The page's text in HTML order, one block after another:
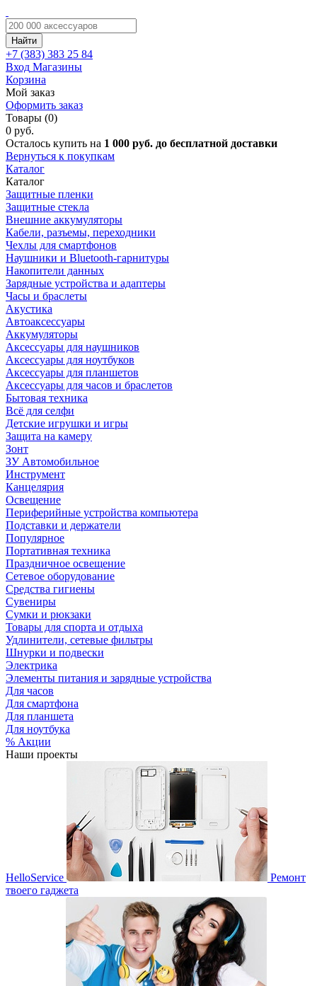
Найти
+7 (383) 383 25 84
Вход Магазины
Корзина
Мой заказ
Оформить заказ
Товары (0)
0 руб.
Осталось купить на 1 000 руб. до бесплатной доставки
Вернуться к покупкам
Каталог
Каталог
Защитные пленки
Защитные стекла
Внешние аккумуляторы
Кабели, разъемы, переходники
Чехлы для смартфонов
Наушники и Bluetooth-гарнитуры
Накопители данных
Зарядные устройства и адаптеры
Часы и браслеты
Акустика
Автоаксессуары
Аккумуляторы
Аксессуары для наушников
Аксессуары для ноутбуков
Аксессуары для планшетов
Аксессуары для часов и браслетов
Бытовая техника
Всё для селфи
Детские игрушки и игры
Защита на камеру
Зонт
ЗУ Автомобильное
Инструмент
Канцелярия
Освещение
Периферийные устройства компьютера
Подставки и держатели
Популярное
Портативная техника
Праздничное освещение
Сетевое оборудование
Средства гигиены
Сувениры
Сумки и рюкзаки
Товары для спорта и отдыха
Удлинители, сетевые фильтры
Шнурки и подвески
Электрика
Элементы питания и зарядные устройства
Для часов
Для смартфона
Для планшета
Для ноутбука
% Акции
Наши проекты
HelloService
Ремонт
твоего гаджета